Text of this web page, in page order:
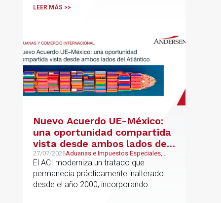
LEER MÁS >>
Nuevo Acuerdo UE-México:
una oportunidad compartida
vista desde ambos lados del
Atlántico
27/07/2026Aduanas e Impuestos Especiales,
Mexican Desk
El ACI moderniza un tratado que
permanecía prácticamente inalterado
desde el año 2000, incorporando